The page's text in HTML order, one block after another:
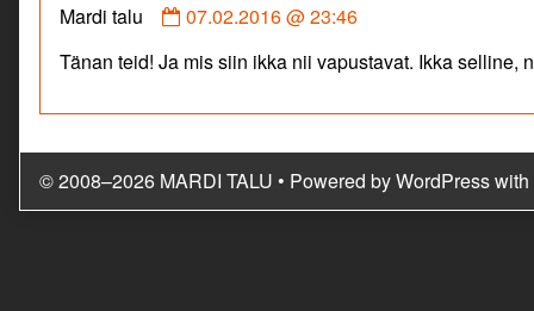
Mardi talu
Comment
Mardi
published
on
07.02.2016 @ 23:46
Tänan teid! Ja mis siin ikka nii vapustavat. Ikka selline,
© 2008–2026 MARDI TALU • Powered byWordPresswith